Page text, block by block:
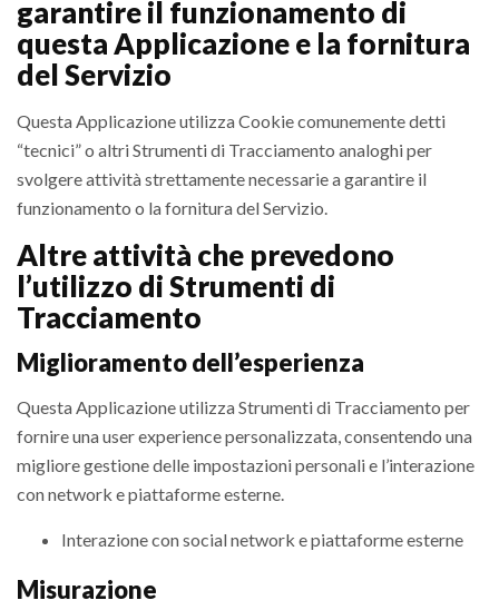
garantire il funzionamento di
questa Applicazione e la fornitura
del Servizio
Questa Applicazione utilizza Cookie comunemente detti
“tecnici” o altri Strumenti di Tracciamento analoghi per
svolgere attività strettamente necessarie a garantire il
funzionamento o la fornitura del Servizio.
Altre attività che prevedono
l’utilizzo di Strumenti di
Tracciamento
Miglioramento dell’esperienza
Questa Applicazione utilizza Strumenti di Tracciamento per
fornire una user experience personalizzata, consentendo una
migliore gestione delle impostazioni personali e l’interazione
con network e piattaforme esterne.
Interazione con social network e piattaforme esterne
Misurazione